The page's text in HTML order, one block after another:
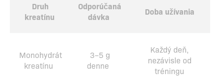
Druh
kreatínu
Odporúčaná
dávka
Doba užívania
Monohydrát
kreatínu
3–5 g
denne
Každý deň,
nezávisle od
tréningu